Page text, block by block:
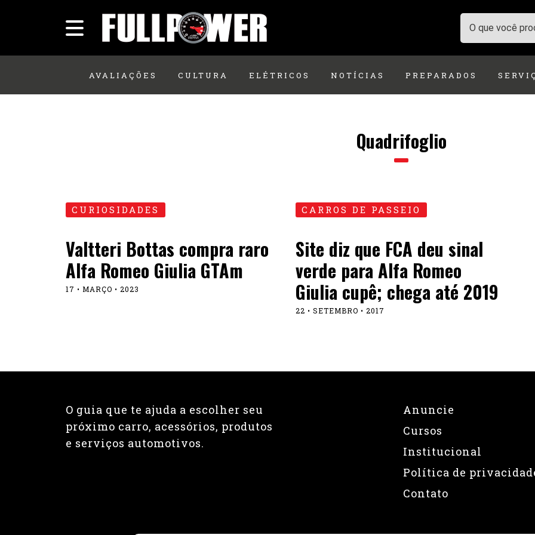
AVALIAÇÕES CULTURA ELÉTRICOS NOTÍCIAS PREPARADOS
Quadrifoglio
CURIOSIDADES
Valtteri Bottas compra raro
Alfa Romeo Giulia GTAm
17 • MARÇO • 2023
CARROS DE PASSEIO
Site diz que FCA deu sinal
verde para Alfa Romeo
Giulia cupê; chega até 2019
22 • SETEMBRO • 2017
O guia que te ajuda a escolher seu
próximo carro, acessórios, produtos
e serviços automotivos.
Anuncie
Cursos
Institucional
Política de
Contato